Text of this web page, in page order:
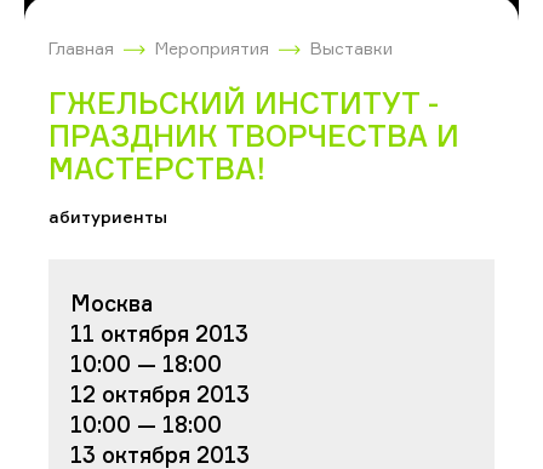
Главная Мероприятия Выставки
ГЖЕЛЬСКИЙ ИНСТИТУТ -
ПРАЗДНИК ТВОРЧЕСТВА И
МАСТЕРСТВА!
абитуриенты
Москва
11 октября 2013
10:00 — 18:00
12 октября 2013
10:00 — 18:00
13 октября 2013